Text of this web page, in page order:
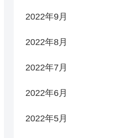
2022年9月
2022年8月
2022年7月
2022年6月
2022年5月